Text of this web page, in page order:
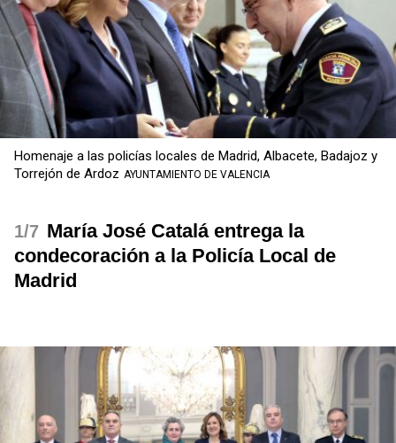
Homenaje a las policías locales de Madrid, Albacete, Badajoz y
Torrejón de Ardoz AYUNTAMIENTO DE VALENCIA
/7 María José Catalá entrega la
condecoración a la Policía Local de
Madrid